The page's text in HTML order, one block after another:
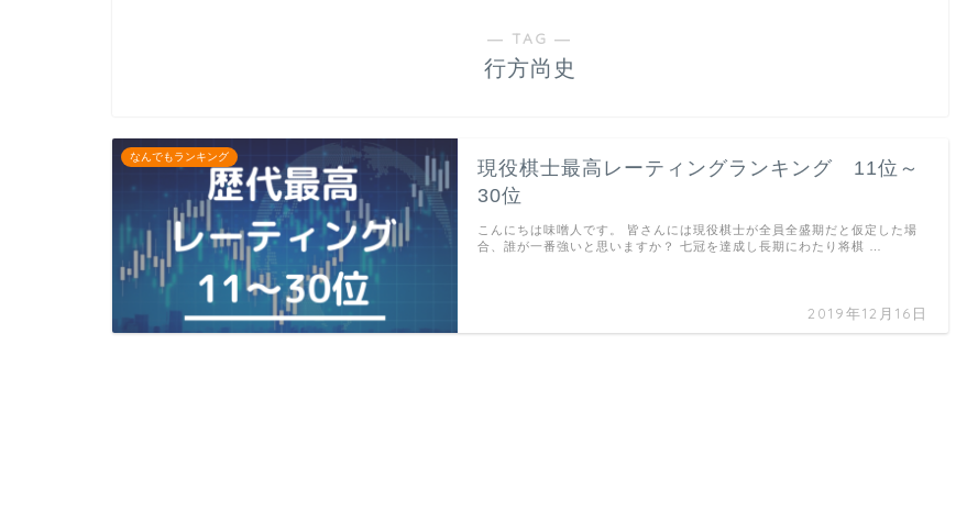
― TAG ―
行方尚史
なんでもランキング
現役棋士最高レーティングランキング 11位～
30位
2019年12月16日
こんにちは味噌人です。 皆さんには現役棋士が全員全盛期だと仮定した場
合、誰が一番強いと思いますか？ 七冠を達成し長期にわたり将棋 …